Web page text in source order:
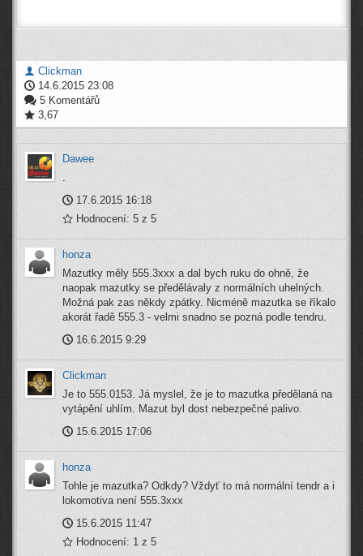
Clickman
14.6.2015 23:08
5 Komentářů
3,67
Dawee
.
17.6.2015 16:18
Hodnocení: 5 z 5
honza
Mazutky měly 555.3xxx a dal bych ruku do ohně, že
naopak mazutky se předělávaly z normálních uhelných.
Možná pak zas někdy zpátky. Nicméně mazutka se říkalo
akorát řadě 555.3 - velmi snadno se pozná podle tendru.
16.6.2015 9:29
Clickman
Je to 555.0153. Já myslel, že je to mazutka předělaná na
vytápění uhlím. Mazut byl dost nebezpečné palivo.
15.6.2015 17:06
honza
Tohle je mazutka? Odkdy? Vždyť to má normální tendr a i
lokomotiva není 555.3xxx
15.6.2015 11:47
Hodnocení: 1 z 5